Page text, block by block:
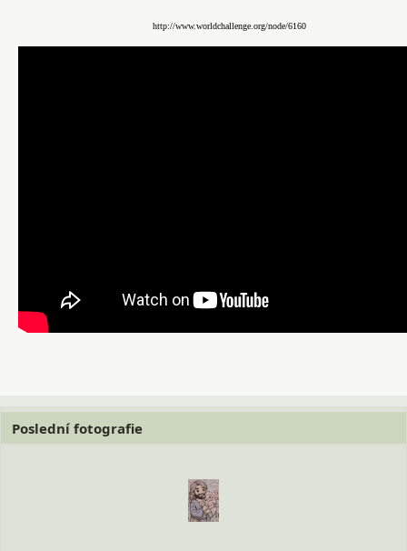
http://www.worldchallenge.org/node/6160
Poslední fotografie